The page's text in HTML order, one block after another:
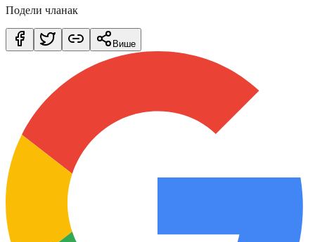
Подели чланак
Више